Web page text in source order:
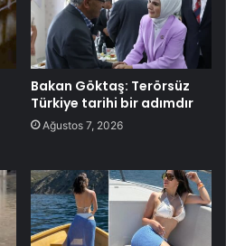
Bakan Göktaş: Terörsüz
Türkiye tarihi bir adımdır
Ağustos 7, 2026